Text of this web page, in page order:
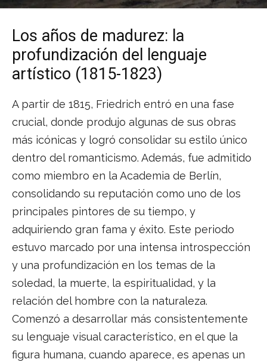
Los años de madurez: la
profundización del lenguaje
artístico (1815-1823)
A partir de 1815, Friedrich entró en una fase
crucial, donde produjo algunas de sus obras
más icónicas y logró consolidar su estilo único
dentro del romanticismo. Además, fue admitido
como miembro en la Academia de Berlín,
consolidando su reputación como uno de los
principales pintores de su tiempo, y
adquiriendo gran fama y éxito. Este periodo
estuvo marcado por una intensa introspección
y una profundización en los temas de la
soledad, la muerte, la espiritualidad, y la
relación del hombre con la naturaleza.
Comenzó a desarrollar más consistentemente
su lenguaje visual característico, en el que la
figura humana, cuando aparece, es apenas un